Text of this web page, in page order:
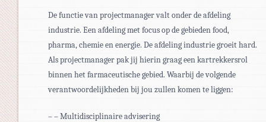
De functie van projectmanager valt onder de afdeling
industrie. Een afdeling met focus op de gebieden food,
pharma, chemie en energie. De afdeling industrie groeit hard.
Als projectmanager pak jij hierin graag een kartrekkersrol
binnen het farmaceutische gebied. Waarbij de volgende
verantwoordelijkheden bij jou zullen komen te liggen:
– – Multidisciplinaire advisering